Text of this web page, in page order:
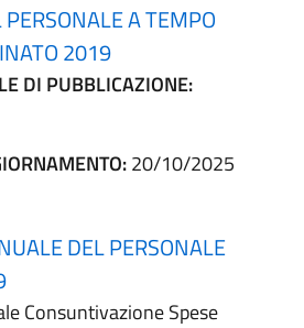
PERSONALE A TEMPO
2019
DI PUBBLICAZIONE:
20/10/2025
DEL PERSONALE
Consuntivazione Spese